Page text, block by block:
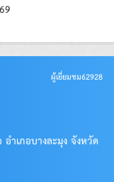
ผู้เยี่ยมชม62928
ำเภอบางละมุง จังหวัด